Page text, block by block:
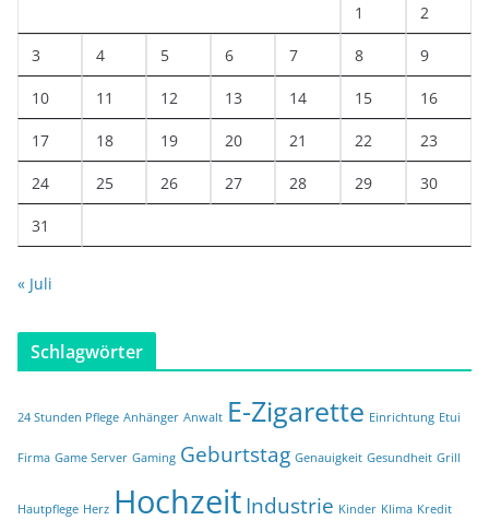
1 2
3 4 5 6 7 8 9
10 11 12 13 14 15 16
17 18 19 20 21 22 23
24 25 26 27 28 29 30
31
« Juli
Schlagwörter
24 Stunden Pflege Anhänger Anwalt E-Zigarette Einrichtung Etui
Firma Game Server Gaming Geburtstag Genauigkeit Gesundheit Grill
Hautpflege Herz HochzeitIndustrie Kinder Klima Kredit